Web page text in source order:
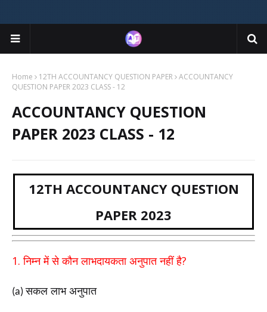
Home 12TH ACCOUNTANCY QUESTION PAPER
ACCOUNTANCY
QUESTION PAPER 2023 CLASS - 12
ACCOUNTANCY QUESTION
PAPER 2023 CLASS - 12
12TH ACCOUNTANCY QUESTION
PAPER 2023
1.निम्न में से कौन लाभदायकता अनुपात नहीं है?
(a)सकल लाभ अनुपात